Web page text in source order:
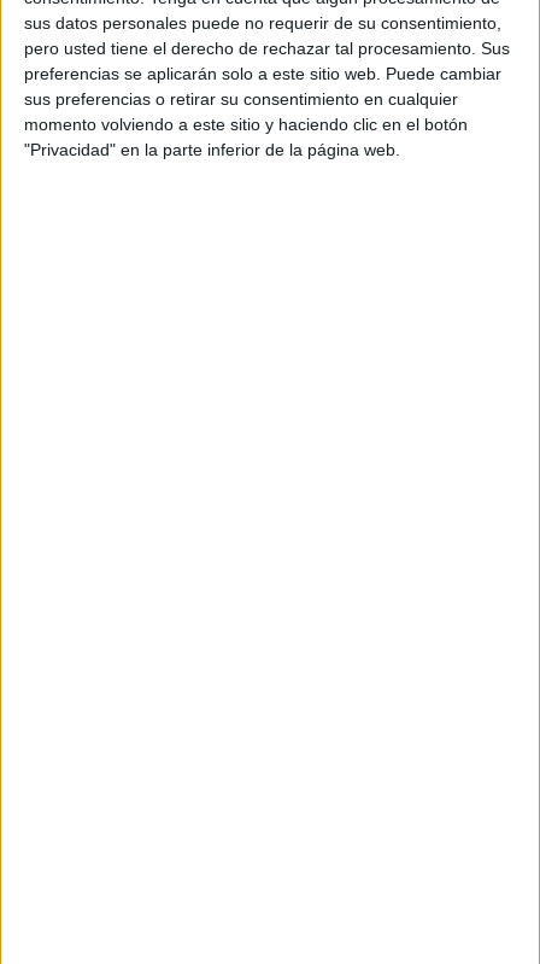
sus datos personales puede no requerir de su consentimiento,
pero usted tiene el derecho de rechazar tal procesamiento. Sus
preferencias se aplicarán solo a este sitio web. Puede cambiar
sus preferencias o retirar su consentimiento en cualquier
momento volviendo a este sitio y haciendo clic en el botón
"Privacidad" en la parte inferior de la página web.
Guiu, president del Grup Clipper’s, ha destacat
que “continuem amb l’eclecticisme que ens
caracteritza, oferint una programació variada i
per a tots els públics que inclou alguns dels
artistes més rellevants del panorama musical